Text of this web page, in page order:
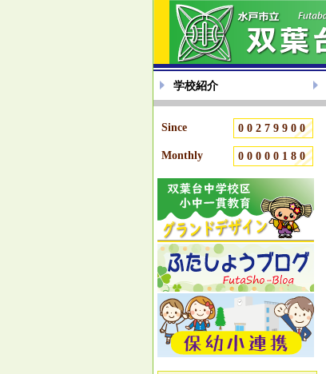
学校紹介
Since 00279900
Monthly 00000180